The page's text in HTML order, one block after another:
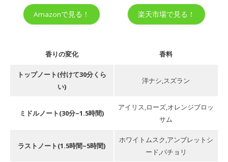
Amazonで見る！ 楽天市場で見る！
香りの変化 香料
トップノート(付けて30分くら
い)
洋ナシ,スズラン
ミドルノート(30分~1.5時間)
アイリス,ローズ,オレンジブロッ
サム
ラストノート(1.5時間~5時間)
ホワイトムスク,アンブレットシ
ード,パチョリ